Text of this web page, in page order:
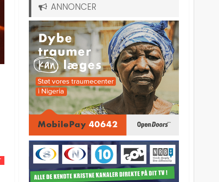
ANNONCER